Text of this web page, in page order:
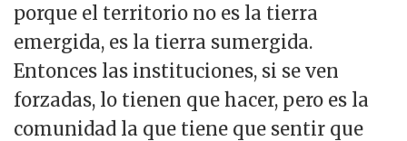
porque el territorio no es la tierra
emergida, es la tierra sumergida.
Entonces las instituciones, si se ven
forzadas, lo tienen que hacer, pero es la
comunidad la que tiene que sentir que